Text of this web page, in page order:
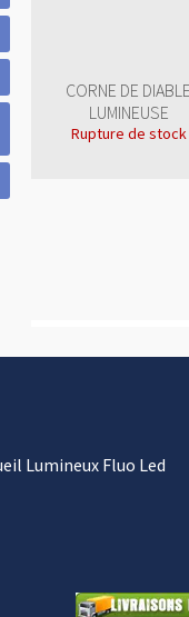
Lumineux Fluo Led
CORNE DE DIABLE
LUMINEUSE
Rupture de stock